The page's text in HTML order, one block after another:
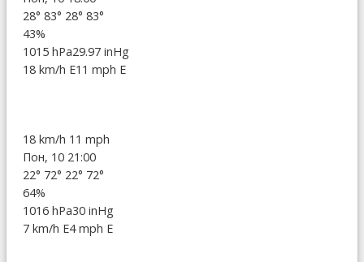
28° 83° 28° 83°
43%
1015 hPa29.97 inHg
18 km/h E11 mph E
18 km/h 11 mph
Пон, 10 21:00
22° 72° 22° 72°
64%
1016 hPa30 inHg
7 km/h E4 mph E